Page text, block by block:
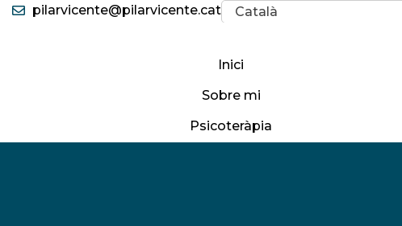
pilarvicente@pilarvicente.cat Català
Inici
Sobre mi
Psicoteràpia